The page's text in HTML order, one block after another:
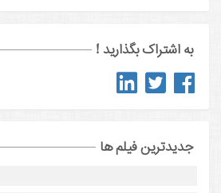
به اشتراک بگذارید !
جدیدترین فیلم ها